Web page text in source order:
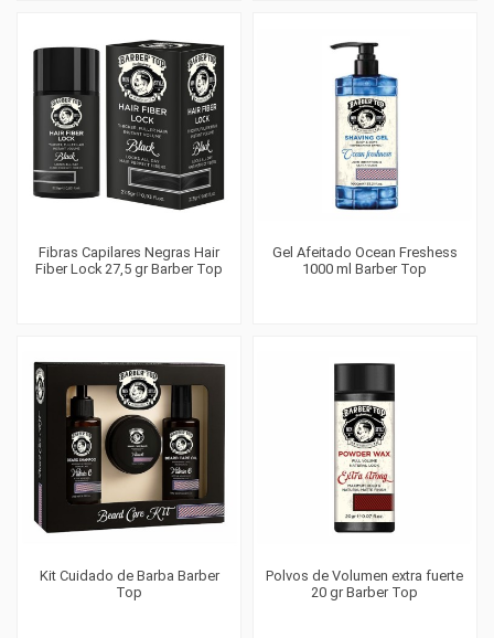
Fibras Capilares Negras Hair
Fiber Lock 27,5 gr Barber Top
Gel Afeitado Ocean Freshess
1000 ml Barber Top
Kit Cuidado de Barba Barber
Top
Polvos de Volumen extra fuerte
20 gr Barber Top